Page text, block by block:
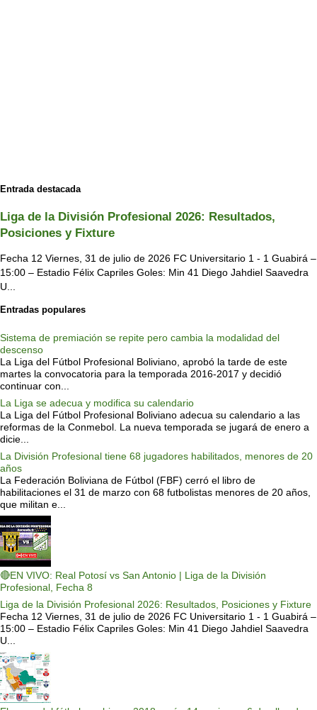
Entrada destacada
Liga de la División Profesional 2026: Resultados,
Posiciones y Fixture
Fecha 12 Viernes, 31 de julio de 2026 FC Universitario 1 - 1 Guabirá –
15:00 – Estadio Félix Capriles Goles: Min 41 Diego Jahdiel Saavedra
U...
Entradas populares
Sistema de premiación se repite pero cambia la modalidad del
descenso
La Liga del Fútbol Profesional Boliviano, aprobó la tarde de este
martes la convocatoria para la temporada 2016-2017 y decidió
continuar con...
La Liga se adecua y modifica su calendario
La Liga del Fútbol Profesional Boliviano adecua su calendario a las
reformas de la Conmebol. La nueva temporada se jugará de enero a
dicie...
La División Profesional tiene 68 jugadores habilitados, menores de 20
años
La Federación Boliviana de Fútbol (FBF) cerró el libro de
habilitaciones el 31 de marzo con 68 futbolistas menores de 20 años,
que militan e...
🔴EN VIVO: Real Potosí vs San Antonio | Liga de la División
Profesional, Fecha 8
Liga de la División Profesional 2026: Resultados, Posiciones y Fixture
Fecha 12 Viernes, 31 de julio de 2026 FC Universitario 1 - 1 Guabirá –
15:00 – Estadio Félix Capriles Goles: Min 41 Diego Jahdiel Saavedra
U...